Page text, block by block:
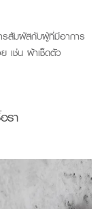
รสัมผัสกับผู้ที่มีอาการ
เช่น ผ้าเช็ดตัว
รา